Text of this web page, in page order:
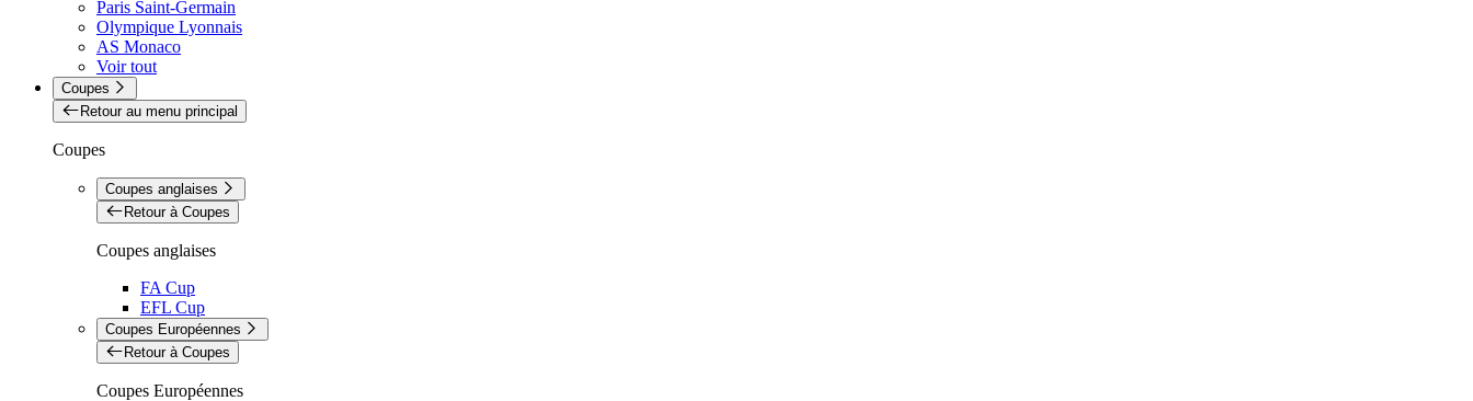
Paris Saint-Germain
Olympique Lyonnais
AS Monaco
Voir tout
Coupes
Retour au menu principal
Coupes
Coupes anglaises
Retour à Coupes
Coupes anglaises
FA Cup
EFL Cup
Coupes Européennes
Retour à Coupes
Coupes Européennes